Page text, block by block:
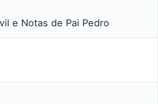
e Notas de Pai Pedro